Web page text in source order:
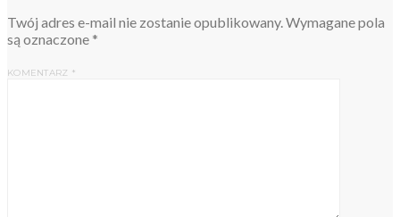
Twój adres e-mail nie zostanie opublikowany.Wymagane pola
są oznaczone *
KOMENTARZ *